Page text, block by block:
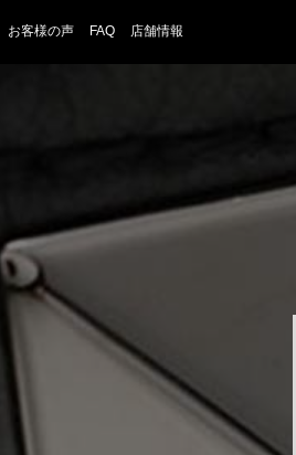
お客様の声 FAQ 店舗情報